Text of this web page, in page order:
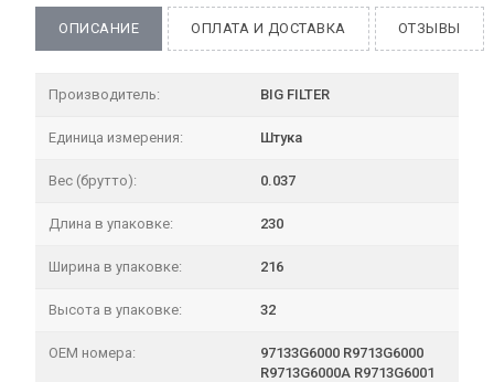
ОПИСАНИЕ ОПЛАТА И ДОСТАВКА ОТЗЫВЫ
Производитель: BIG FILTER
Единица измерения: Штука
Вес (брутто): 0.037
Длина в упаковке: 230
Ширина в упаковке: 216
Высота в упаковке: 32
OEM номера:
97133G6000 R9713G6000
R9713G6000A R9713G6001